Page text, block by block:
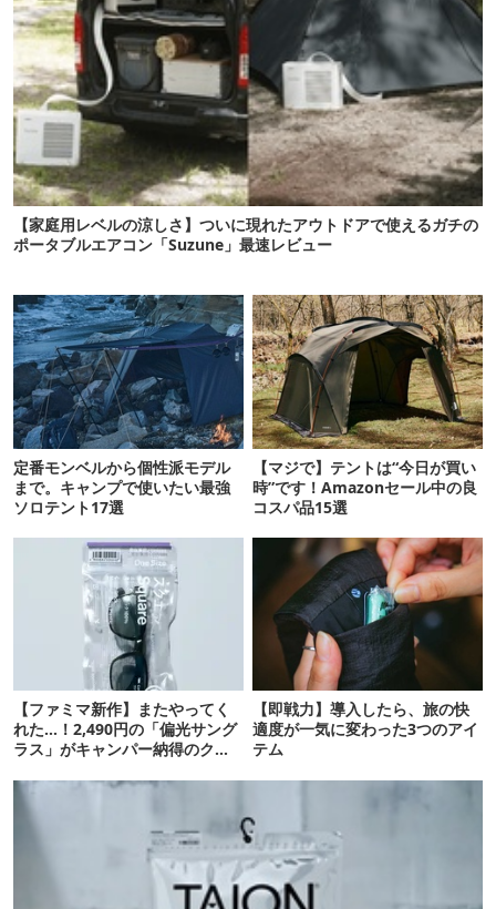
【家庭用レベルの涼しさ】ついに現れたアウトドアで使えるガチの
ポータブルエアコン「Suzune」最速レビュー
定番モンベルから個性派モデル
まで。キャンプで使いたい最強
ソロテント17選
【マジで】テントは“今日が買い
時”です！Amazonセール中の良
コスパ品15選
【ファミマ新作】またやってく
れた…！2,490円の「偏光サング
ラス」がキャンパー納得のクオ
【即戦力】導入したら、旅の快
適度が一気に変わった3つのアイ
テム